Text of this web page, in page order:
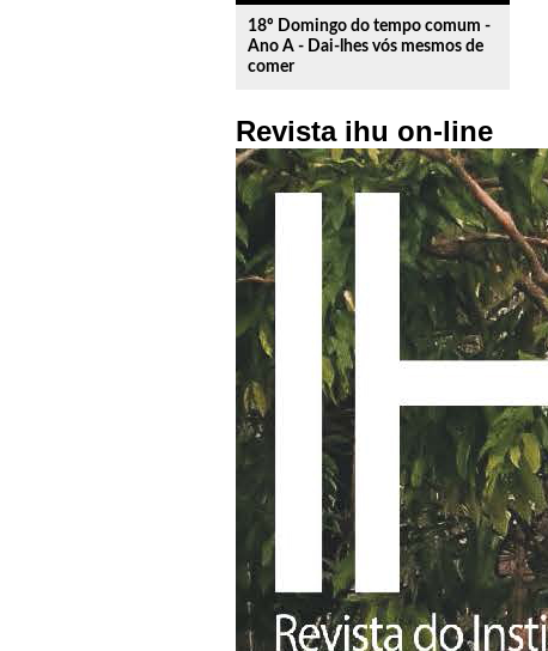
18º Domingo do tempo comum -
Ano A - Dai-lhes vós mesmos de
comer
Revista ihu on-line